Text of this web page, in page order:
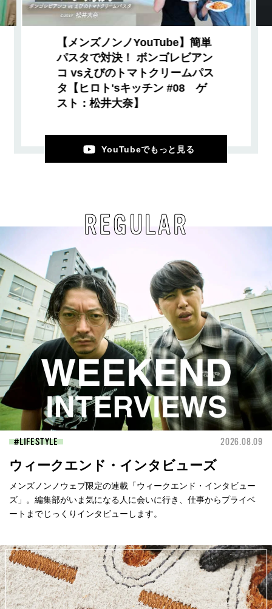
【メンズノンノYouTube】簡単
パスタで対決！ ボンゴレビアン
コ vsえびのトマトクリームパス
タ【ヒロト'sキッチン #08 ゲ
スト：松井大奈】
YouTubeでもっと見る
REGULAR
LIFESTYLE 2026.08.09
ウィークエンド・インタビューズ
メンズノンノウェブ限定の連載「ウィークエンド・インタビュー
ズ」。編集部がいま気になる人に会いに行き、仕事からプライベ
ートまでじっくりインタビューします。